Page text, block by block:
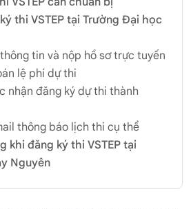
thi VSTEP tại Trường Đại học
tin và nộp hồ sơ trực tuyến
lệ phí dự thi
nhận đăng ký dự thi thành
thông báo lịch thi cụ thể
khi đăng ký thi VSTEP tại
Nguyên